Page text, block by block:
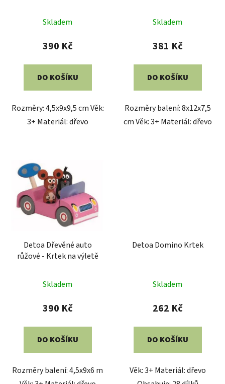
hodnocení
produktu
5,0
z
hvězdiček.
Skladem
390 Kč
DO KOŠÍKU
Rozměry: 4,5x9x9,5 cm Věk:
3+ Materiál: dřevo
Skladem
381 Kč
DO KOŠÍKU
Rozměry balení: 8x12x7,5
cm Věk: 3+ Materiál: dřevo
Detoa Dřevěné auto
růžové - Krtek na výletě
hodnocení
produktu
5,0
z
hvězdiček.
Skladem
390 Kč
DO KOŠÍKU
Rozměry balení: 4,5x9x6 m
Detoa Domino Krtek
Skladem
262 Kč
DO KOŠÍKU
Věk: 3+ Materiál: dřevo